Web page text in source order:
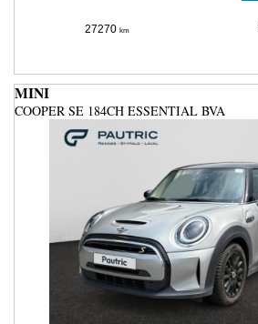
27270 km
MINI
COOPER SE 184CH ESSENTIAL BVA